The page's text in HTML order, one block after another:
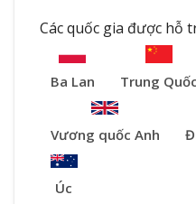
Các quốc gia được hỗ
Ba Lan Trung Quốc
Vương quốc Anh
Úc